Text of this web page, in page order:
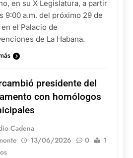
en su X Legislatura, a partir
9:00 a.m. del próximo 29 de
el Palacio de
de La Habana.
presidente del
con homólogos
Cadena
13/06/2026 0
1